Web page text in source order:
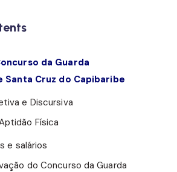
da Guarda
Santa Cruz do Capibaribe
e Discursiva
Física
e salários
do Concurso da Guarda